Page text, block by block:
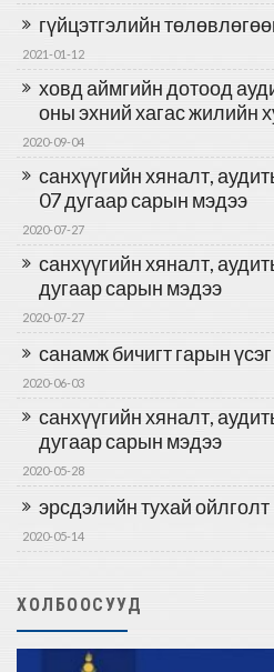
гүйцэтгэлийн
2021-01-12
ховд аймгийн дотоод
оны эхний хагас жилийн
2020-09-04
санхүүгийн хяналт,
07 дугаар сарын мэдээ
2020-07-27
санхүүгийн хяналт,
дугаар сарын мэдээ
2020-07-27
санамж бичигт гарын
2020-06-03
санхүүгийн хяналт,
дугаар сарын мэдээ
2020-05-28
эрсдэлийн тухай ойлголт
2020-05-14
ХОЛБООСУУД